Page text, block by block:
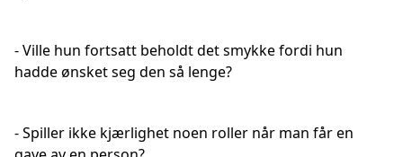
- Ville hun fortsatt beholdt det smykke fordi hun
hadde ønsket seg den så lenge?
- Spiller ikke kjærlighet noen roller når man får en